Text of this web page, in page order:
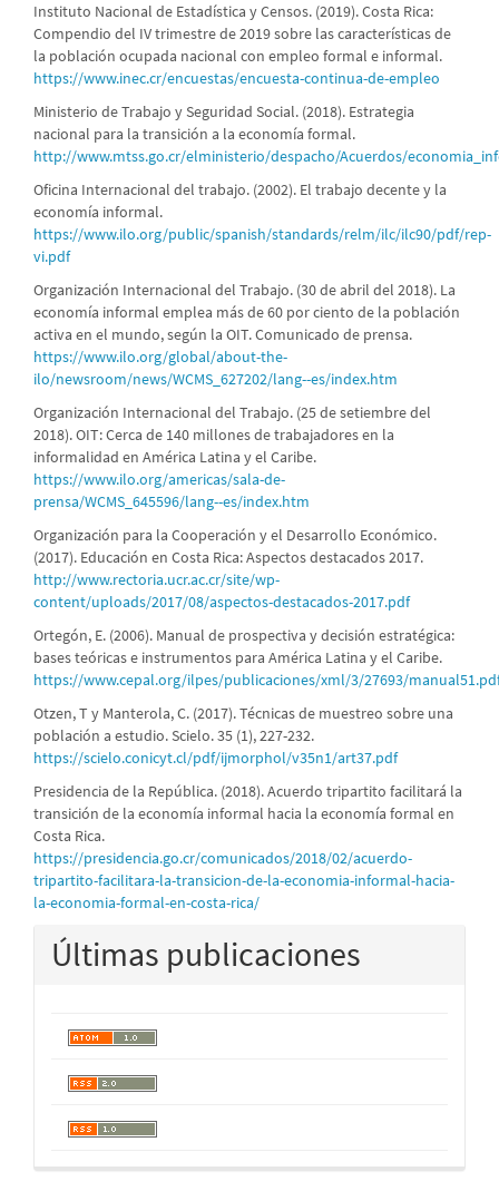
Instituto Nacional de Estadística y Censos. (2019). Costa Rica:
Compendio del IV trimestre de 2019 sobre las características de
la población ocupada nacional con empleo formal e informal.
https://www.inec.cr/encuestas/encuesta-continua-de-empleo
Ministerio de Trabajo y Seguridad Social. (2018). Estrategia
nacional para la transición a la economía formal.
http://www.mtss.go.cr/elministerio/despacho/Acuerdos/
Oficina Internacional del trabajo. (2002). El trabajo decente y la
economía informal.
https://www.ilo.org/public/spanish/standards/relm/ilc/ilc90/pdf/rep-
vi.pdf
Organización Internacional del Trabajo. (30 de abril del 2018). La
economía informal emplea más de 60 por ciento de la población
activa en el mundo, según la OIT. Comunicado de prensa.
https://www.ilo.org/global/about-the-
ilo/newsroom/news/WCMS_627202/lang--es/index.htm
Organización Internacional del Trabajo. (25 de setiembre del
2018). OIT: Cerca de 140 millones de trabajadores en la
informalidad en América Latina y el Caribe.
https://www.ilo.org/americas/sala-de-
prensa/WCMS_645596/lang--es/index.htm
Organización para la Cooperación y el Desarrollo Económico.
(2017). Educación en Costa Rica: Aspectos destacados 2017.
http://www.rectoria.ucr.ac.cr/site/wp-
content/uploads/2017/08/aspectos-destacados-2017.pdf
Ortegón, E. (2006). Manual de prospectiva y decisión estratégica:
bases teóricas e instrumentos para América Latina y el Caribe.
https://www.cepal.org/ilpes/publicaciones/xml/3/27693/
Otzen, T y Manterola, C. (2017). Técnicas de muestreo sobre una
población a estudio. Scielo. 35 (1), 227-232.
https://scielo.conicyt.cl/pdf/ijmorphol/v35n1/art37.pdf
Presidencia de la República. (2018). Acuerdo tripartito facilitará la
transición de la economía informal hacia la economía formal en
Costa Rica.
https://presidencia.go.cr/comunicados/2018/02/acuerdo-
tripartito-facilitara-la-transicion-de-la-economia-informal-hacia-
la-economia-formal-en-costa-rica/
Últimas publicaciones